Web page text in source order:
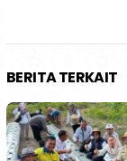
BERITA TERKAIT